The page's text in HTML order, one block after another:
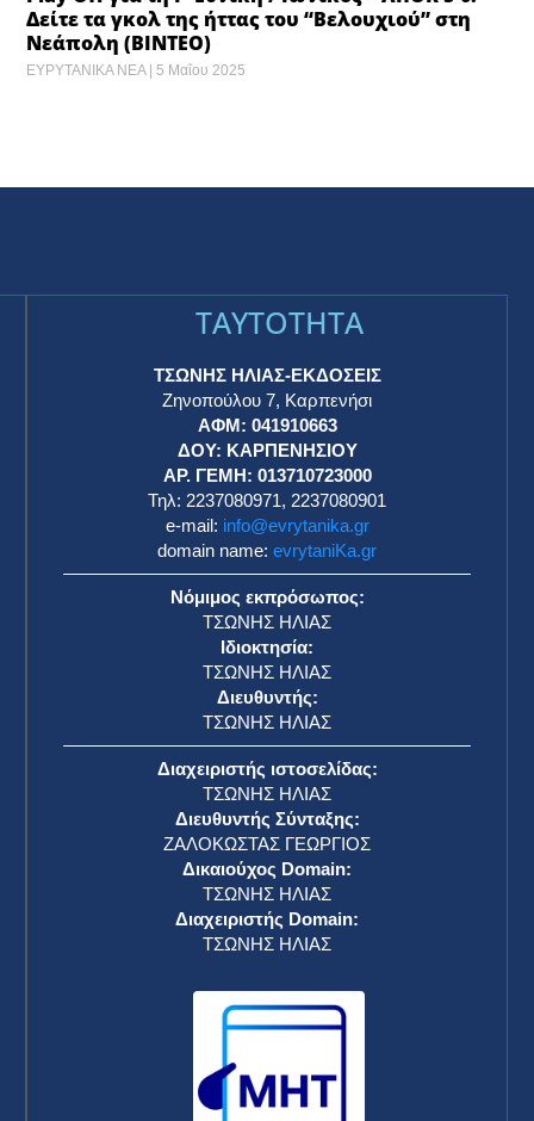
Δείτε τα γκολ της ήττας του “Βελουχιού” στη
Νεάπολη (BINTEO)
ΕΥΡΥΤΑΝΙΚΑ ΝΕΑ 5 Μαΐου 2025
TAYTOTHTA
ΤΣΩΝΗΣ ΗΛΙΑΣ-ΕΚΔΟΣΕΙΣ
Ζηνοπούλου 7, Καρπενήσι
ΑΦΜ: 041910663
ΔΟΥ: ΚΑΡΠΕΝΗΣΙΟΥ
ΑΡ. ΓΕΜΗ: 013710723000
Τηλ: 2237080971, 2237080901
e-mail: info@evrytanika.gr
domain name: evrytaniKa.gr
Νόμιμος εκπρόσωπος:
ΤΣΩΝΗΣ ΗΛΙΑΣ
Ιδιοκτησία:
ΤΣΩΝΗΣ ΗΛΙΑΣ
Διευθυντής:
ΤΣΩΝΗΣ ΗΛΙΑΣ
Διαχειριστής ιστοσελίδας:
ΤΣΩΝΗΣ ΗΛΙΑΣ
Διευθυντής Σύνταξης:
ΖΑΛΟΚΩΣΤΑΣ ΓΕΩΡΓΙΟΣ
Δικαιούχος Domain:
ΤΣΩΝΗΣ ΗΛΙΑΣ
Διαχειριστής Domain:
ΤΣΩΝΗΣ ΗΛΙΑΣ